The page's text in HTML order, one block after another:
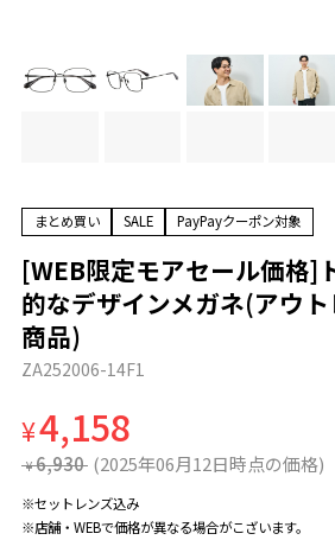
まとめ買い SALE PayPayクーポン対象
[WEB限定モアセール価格]
的なデザインメガネ(アウ
商品)
ZA252006-14F1
¥4,158
¥ 6,930 (2025年06月12日時点の価格)
※セットレンズ込み
※店舗・WEBで価格が異なる場合がこざいます。